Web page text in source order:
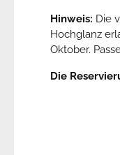
Hinweis: Die
Hochglanz
Oktober.
Die